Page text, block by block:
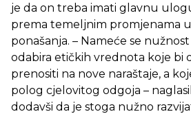
je da on treba imati glavnu
prema temeljnim promjenama
ponašanja. – Nameće se
odabira etičkih vrednota koje bi
prenositi na nove naraštaje, a
polog cjelovitog odgoja –
dodavši da je stoga nužno